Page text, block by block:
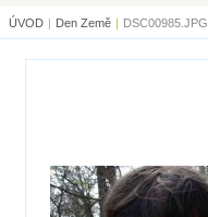
ÚVOD | Den Země | DSC00985.JPG